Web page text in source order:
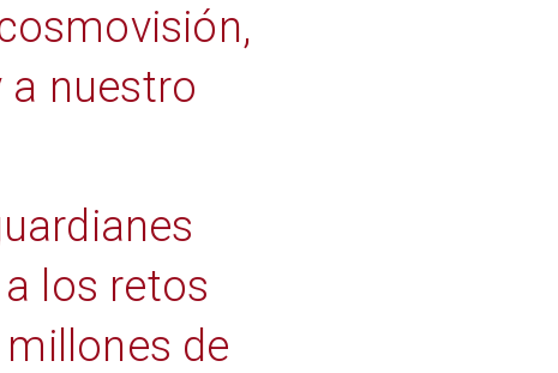
a nuestro
los retos
de